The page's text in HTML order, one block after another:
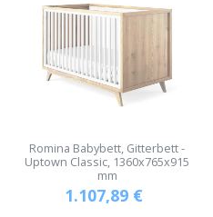
Romina Babybett, Gitterbett -
Uptown Classic, 1360x765x915
mm
1.107,89€